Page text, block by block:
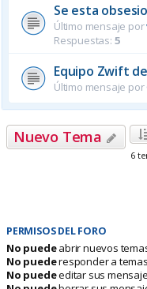
Se esta
Último mensaje por
Respuestas: 5
Equipo Zwift
Último mensaje por
Nuevo Tema
6
PERMISOS DEL FORO
No puedeabrir nuevos
No puederesponder a
No puedeeditar sus